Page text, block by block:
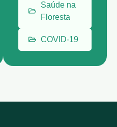
Saúde na
Floresta
COVID-19